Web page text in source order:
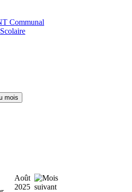
Communal
mois
Août
2025